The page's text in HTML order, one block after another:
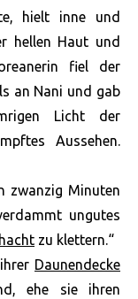
hielt inne und
hellen Haut und
fiel der
an Nani und gab
Licht der
Aussehen.
zwanzig Minuten
ungutes
zu klettern.“
Daunendecke
ehe sie ihren